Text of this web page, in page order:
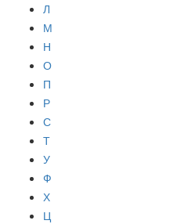
Л
М
Н
О
П
Р
С
Т
У
Ф
Х
Ц